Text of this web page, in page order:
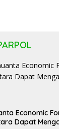
Economic
Dapat